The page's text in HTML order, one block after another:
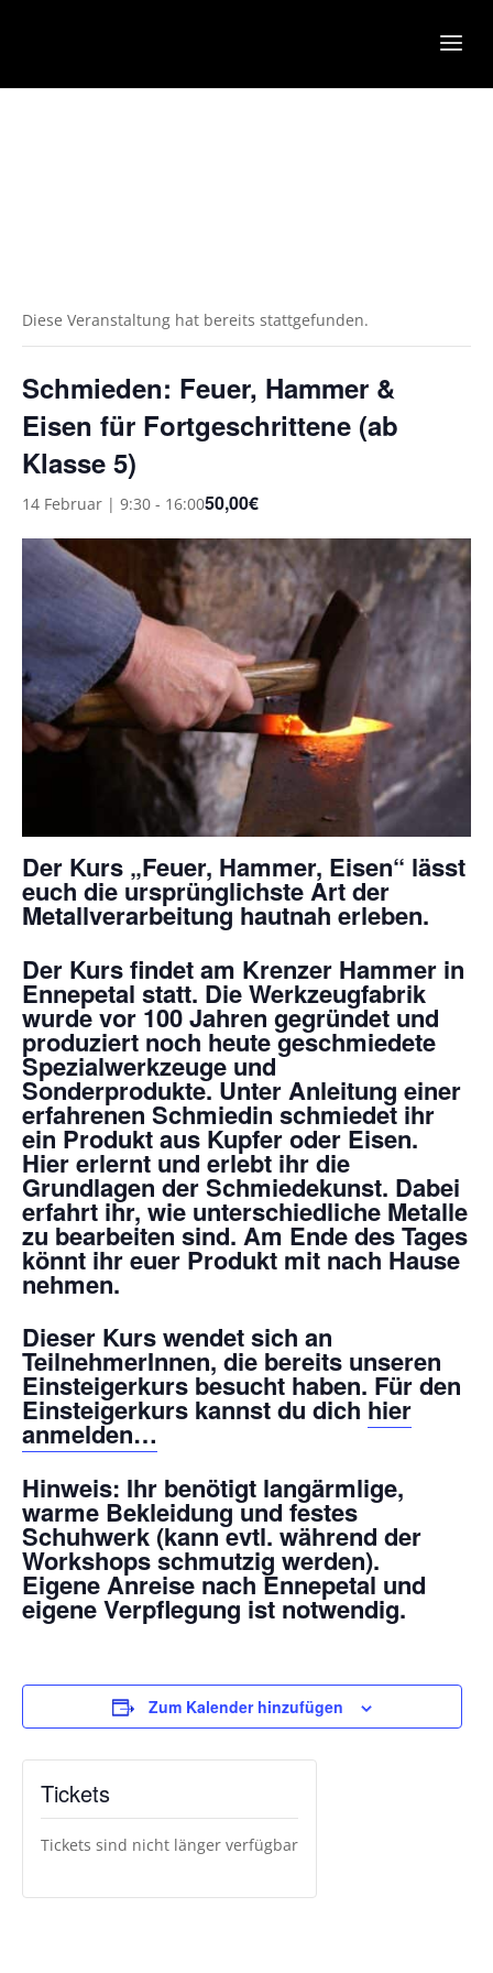
Diese Veranstaltung hat bereits stattgefunden.
Schmieden: Feuer, Hammer &
Eisen für Fortgeschrittene (ab
Klasse 5)
14 Februar | 9:30 - 16:0050,00€
Der Kurs „Feuer, Hammer, Eisen“ lässt
euch die ursprünglichste Art der
Metallverarbeitung hautnah erleben.
Der Kurs findet am Krenzer Hammer in
Ennepetal statt. Die Werkzeugfabrik
wurde vor 100 Jahren gegründet und
produziert noch heute geschmiedete
Spezialwerkzeuge und
Sonderprodukte. Unter Anleitung einer
erfahrenen Schmiedin schmiedet ihr
ein Produkt aus Kupfer oder Eisen.
Hier erlernt und erlebt ihr die
Grundlagen der Schmiedekunst. Dabei
erfahrt ihr, wie unterschiedliche Metalle
zu bearbeiten sind. Am Ende des Tages
könnt ihr euer Produkt mit nach Hause
nehmen.
Dieser Kurs wendet sich an
TeilnehmerInnen, die bereits unseren
Einsteigerkurs besucht haben. Für den
Einsteigerkurs kannst du dich hier
anmelden…
Hinweis: Ihr benötigt langärmlige,
warme Bekleidung und festes
Schuhwerk (kann evtl. während der
Workshops schmutzig werden).
Eigene Anreise nach Ennepetal und
eigene Verpflegung ist notwendig.
Zum Kalender hinzufügen
Tickets
Tickets sind nicht länger verfügbar